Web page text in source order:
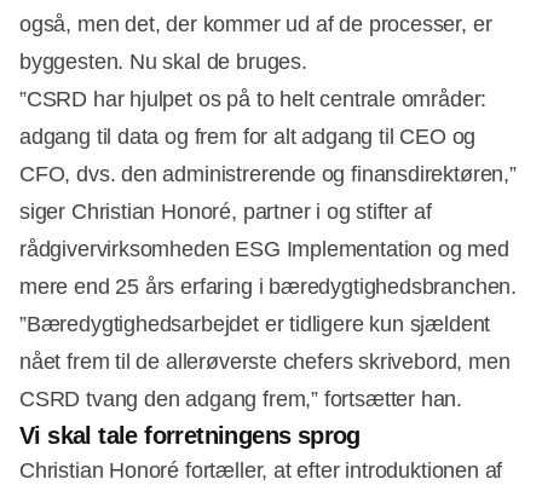
også, men det, der kommer ud af de processer, er
byggesten. Nu skal de bruges.
”CSRD har hjulpet os på to helt centrale områder:
adgang til data og frem for alt adgang til CEO og
CFO, dvs. den administrerende og finansdirektøren,”
siger Christian Honoré, partner i og stifter af
rådgivervirksomheden ESG Implementation og med
mere end 25 års erfaring i bæredygtighedsbranchen.
”Bæredygtighedsarbejdet er tidligere kun sjældent
nået frem til de allerøverste chefers skrivebord, men
CSRD tvang den adgang frem,” fortsætter han.
Vi skal tale forretningens sprog
Christian Honoré fortæller, at efter introduktionen af